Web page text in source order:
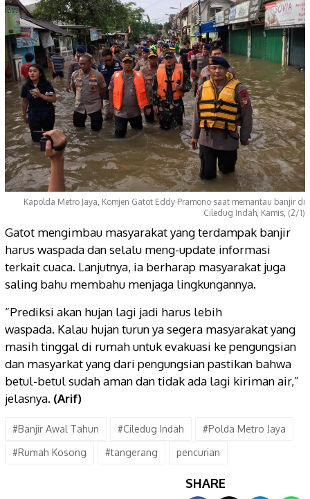
Kapolda Metro Jaya, Komjen Gatot Eddy Pramono saat memantau banjir di
Ciledug Indah, Kamis, (2/1)
Gatot mengimbau masyarakat yang terdampak banjir
harus waspada dan selalu meng-update informasi
terkait cuaca. Lanjutnya, ia berharap masyarakat juga
saling bahu membahu menjaga lingkungannya.
“Prediksi akan hujan lagi jadi harus lebih
waspada. Kalau hujan turun ya segera masyarakat yang
masih tinggal di rumah untuk evakuasi ke pengungsian
dan masyarkat yang dari pengungsian pastikan bahwa
betul-betul sudah aman dan tidak ada lagi kiriman air,”
jelasnya. (Arif)
#Banjir Awal Tahun #Ciledug Indah
#Polda Metro Jaya
#Rumah Kosong
#tangerang pencurian
SHARE